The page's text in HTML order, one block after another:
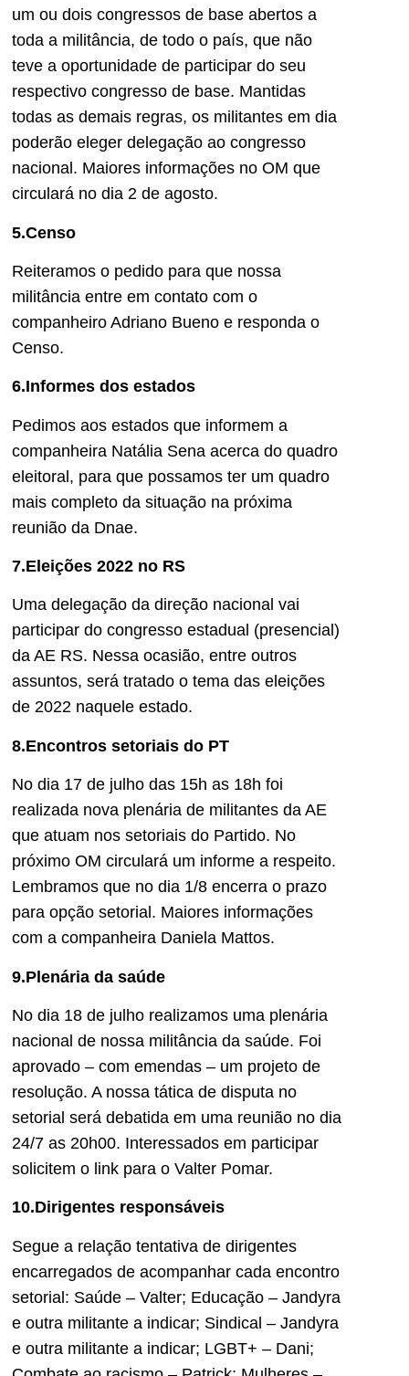
um ou dois congressos de base abertos a
toda a militância, de todo o país, que não
teve a oportunidade de participar do seu
respectivo congresso de base. Mantidas
todas as demais regras, os militantes em dia
poderão eleger delegação ao congresso
nacional. Maiores informações no OM que
circulará no dia 2 de agosto.
5.Censo
Reiteramos o pedido para que nossa
militância entre em contato com o
companheiro Adriano Bueno e responda o
Censo.
6.Informes dos estados
Pedimos aos estados que informem a
companheira Natália Sena acerca do quadro
eleitoral, para que possamos ter um quadro
mais completo da situação na próxima
reunião da Dnae.
7.Eleições 2022 no RS
Uma delegação da direção nacional vai
participar do congresso estadual (presencial)
da AE RS. Nessa ocasião, entre outros
assuntos, será tratado o tema das eleições
de 2022 naquele estado.
8.Encontros setoriais do PT
No dia 17 de julho das 15h as 18h foi
realizada nova plenária de militantes da AE
que atuam nos setoriais do Partido. No
próximo OM circulará um informe a respeito.
Lembramos que no dia 1/8 encerra o prazo
para opção setorial. Maiores informações
com a companheira Daniela Mattos.
9.Plenária da saúde
No dia 18 de julho realizamos uma plenária
nacional de nossa militância da saúde. Foi
aprovado – com emendas – um projeto de
resolução. A nossa tática de disputa no
setorial será debatida em uma reunião no dia
24/7 as 20h00. Interessados em participar
solicitem o link para o Valter Pomar.
10.Dirigentes responsáveis
Segue a relação tentativa de dirigentes
encarregados de acompanhar cada encontro
setorial: Saúde – Valter; Educação – Jandyra
e outra militante a indicar; Sindical – Jandyra
e outra militante a indicar; LGBT+ – Dani;